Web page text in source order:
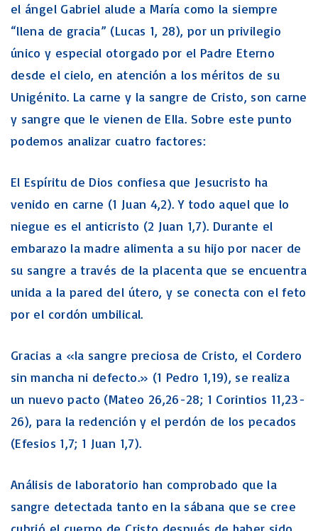
el ángel Gabriel alude a María como la siempre
“llena de gracia” (Lucas 1, 28), por un privilegio
único y especial otorgado por el Padre Eterno
desde el cielo, en atención a los méritos de su
Unigénito. La carne y la sangre de Cristo, son carne
y sangre que le vienen de Ella. Sobre este punto
podemos analizar cuatro factores:
El Espíritu de Dios confiesa que Jesucristo ha
venido en carne (1 Juan 4,2). Y todo aquel que lo
niegue es el anticristo (2 Juan 1,7). Durante el
embarazo la madre alimenta a su hijo por nacer de
su sangre a través de la placenta que se encuentra
unida a la pared del útero, y se conecta con el feto
por el cordón umbilical.
Gracias a «la sangre preciosa de Cristo, el Cordero
sin mancha ni defecto.» (1 Pedro 1,19), se realiza
un nuevo pacto (Mateo 26,26-28; 1 Corintios 11,23-
26), para la redención y el perdón de los pecados
(Efesios 1,7; 1 Juan 1,7).
Análisis de laboratorio han comprobado que la
sangre detectada tanto en la sábana que se cree